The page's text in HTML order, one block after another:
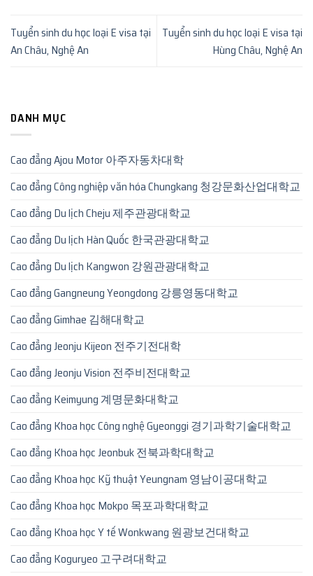
Tuyển sinh du học loại E visa tại
An Châu, Nghệ An
Tuyển sinh du học loại E visa tại
Hùng Châu, Nghệ An
DANH MỤC
Cao đẳng Ajou Motor 아주자동차대학
Cao đẳng Công nghiệp văn hóa Chungkang 청강문화산업대학교
Cao đẳng Du lịch Cheju 제주관광대학교
Cao đẳng Du lịch Hàn Quốc 한국관광대학교
Cao đẳng Du lịch Kangwon 강원관광대학교
Cao đẳng Gangneung Yeongdong 강릉영동대학교
Cao đẳng Gimhae 김해대학교
Cao đẳng Jeonju Kijeon 전주기전대학
Cao đẳng Jeonju Vision 전주비전대학교
Cao đẳng Keimyung 계명문화대학교
Cao đẳng Khoa học Công nghệ Gyeonggi 경기과학기술대학교
Cao đẳng Khoa học Jeonbuk 전북과학대학교
Cao đẳng Khoa học Kỹ thuật Yeungnam 영남이공대학교
Cao đẳng Khoa học Mokpo 목포과학대학교
Cao đẳng Khoa học Y tế Wonkwang 원광보건대학교
Cao đẳng Koguryeo 고구려대학교